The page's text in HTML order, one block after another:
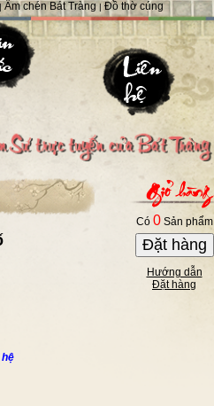
| Ấm chén Bát Tràng | Đồ thờ cúng
Có 0Sản phẩm
Đặt hàng
Hướng dẫn
Đặt hàng